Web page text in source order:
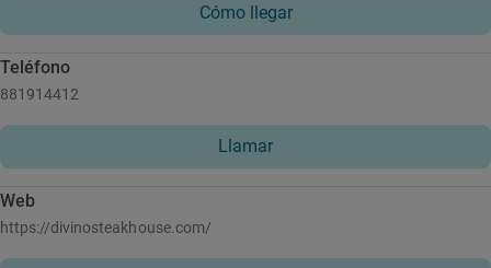
Cómo llegar
Teléfono
881914412
Llamar
Web
https://divinosteakhouse.com/